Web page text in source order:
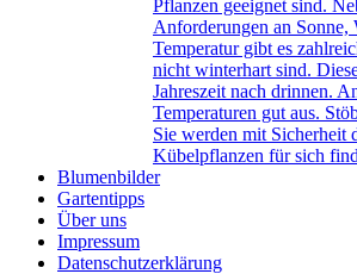
Pflanzen geeignet sind.
Anforderungen an Sonne,
Temperatur gibt es
nicht winterhart sind.
Jahreszeit nach drinnen.
Temperaturen gut aus.
Sie werden mit Sicherheit
Kübelpflanzen für sich
Blumenbilder
Gartentipps
Über uns
Impressum
Datenschutzerklärung